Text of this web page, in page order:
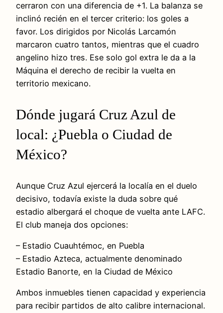
cerraron con una diferencia de +1. La balanza se
inclinó recién en el tercer criterio: los goles a
favor. Los dirigidos por Nicolás Larcamón
marcaron cuatro tantos, mientras que el cuadro
angelino hizo tres. Ese solo gol extra le da a la
Máquina el derecho de recibir la vuelta en
territorio mexicano.
Dónde jugará Cruz Azul de
local: ¿Puebla o Ciudad de
México?
Aunque Cruz Azul ejercerá la localía en el duelo
decisivo, todavía existe la duda sobre qué
estadio albergará el choque de vuelta ante LAFC.
El club maneja dos opciones:
– Estadio Cuauhtémoc, en Puebla
– Estadio Azteca, actualmente denominado
Estadio Banorte, en la Ciudad de México
Ambos inmuebles tienen capacidad y experiencia
para recibir partidos de alto calibre internacional.